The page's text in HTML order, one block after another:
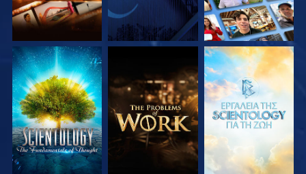
ΕΞΕΡΕΥΝΗΣΤΕ ΤΗ
ΣΕΙΡΑ
ΕΞΕΡΕΥΝΗΣΤΕ ΤΗ
ΣΕΙΡΑ
ΕΞΕΡΕΥΝΗΣΤΕ ΤΗ
ΣΕΙΡΑ